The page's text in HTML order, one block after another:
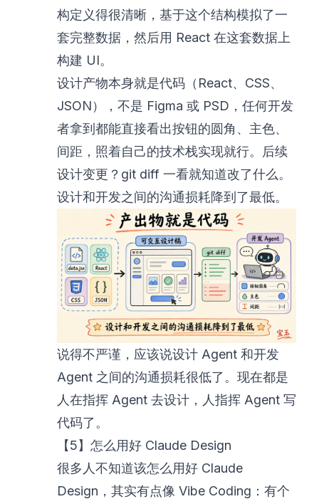
构定义得很清晰，基于这个结构模拟了一
套完整数据，然后用 React 在这套数据上
构建 UI。
设计产物本身就是代码（React、CSS、
JSON），不是 Figma 或 PSD，任何开发
者拿到都能直接看出按钮的圆角、主色、
间距，照着自己的技术栈实现就行。后续
设计变更？git diff 一看就知道改了什么。
设计和开发之间的沟通损耗降到了最低。
说得不严谨，应该说设计 Agent 和开发
Agent 之间的沟通损耗很低了。现在都是
人在指挥 Agent 去设计，人指挥 Agent 写
代码了。
【5】怎么用好 Claude Design
很多人不知道该怎么用好 Claude
Design，其实有点像 Vibe Coding：有个